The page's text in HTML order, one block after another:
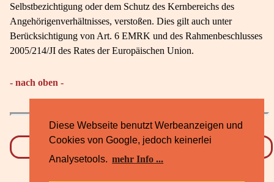
Diese Webseite benutzt Werbeanzeigen und
Cookies von Google, jedoch keinerlei
Analysetools. mehr Info ...
Selbstbezichtigung oder dem Schutz des Kernbereichs des
Angehörigenverhältnisses, verstoßen. Dies gilt auch unter
Berücksichtigung von Art. 6 EMRK und des Rahmenbeschlusses
2005/214/JI des Rates der Europäischen Union.
- nach oben -
Datenschutz Impressum